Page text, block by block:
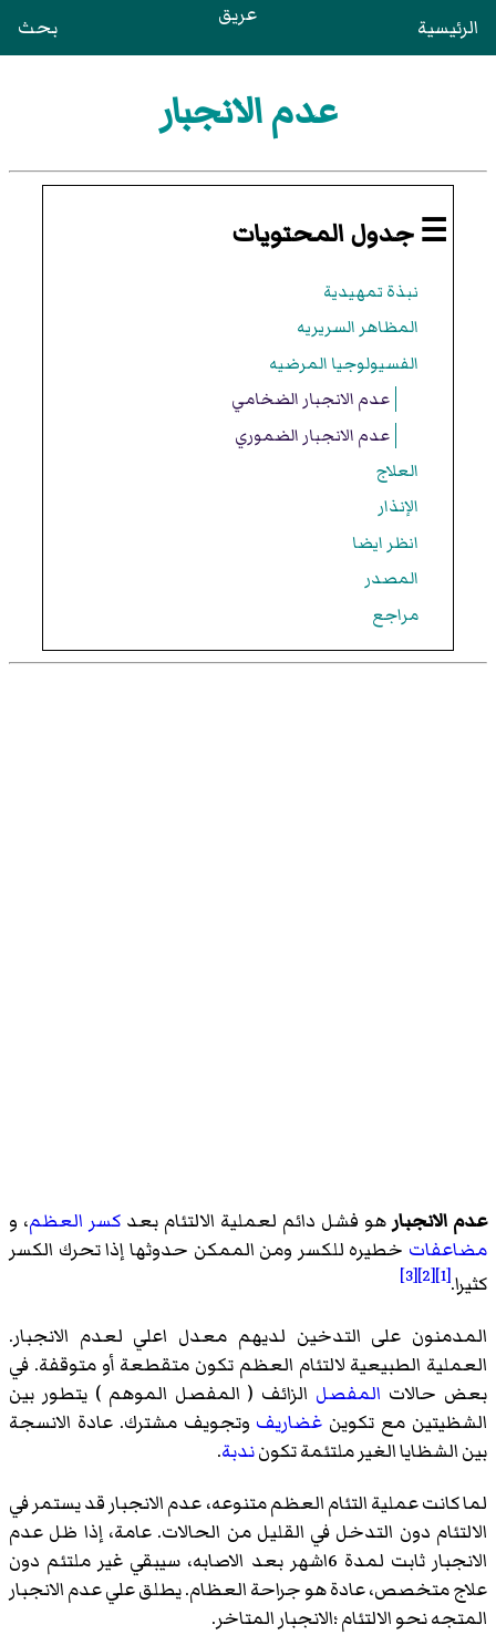
الرئيسية عريق بحث
عدم الانجبار
☰ جدول المحتويات
نبذة تمهيدية
المظاهر السريريه
الفسيولوجيا المرضيه
عدم الانجبار الضخامي
عدم الانجبار الضموري
العلاج
الإنذار
انظر ايضا
المصدر
مراجع
عدم الانجبار هو فشل دائم لعملية الالتئام بعد كسر العظم، و
مضاعفات خطيره للكسر ومن الممكن حدوثها إذا تحرك الكسر
كثيرا.[1]
[2]
[3]
المدمنون على التدخين لديهم معدل اعلي لعدم الانجبار.
العملية الطبيعية لالتئام العظم تكون متقطعة أو متوقفة. في
بعض حالات المفصل الزائف ( المفصل الموهم ) يتطور بين
الشظيتين مع تكوين غضاريف وتجويف مشترك. عادة الانسجة
بين الشظايا الغير ملتئمة تكونندبة.
لما كانت عملية التئام العظم متنوعه، عدم الانجبار قد يستمر في
الالتئام دون التدخل في القليل من الحالات. عامة، إذا ظل عدم
الانجبار ثابت لمدة 6اشهر بعد الاصابه، سيبقي غير ملتئم دون
علاج متخصص، عادة هو جراحة العظام. يطلق علي عدم الانجبار
المتجه نحو الالتئام ؛الانجبار المتاخر.